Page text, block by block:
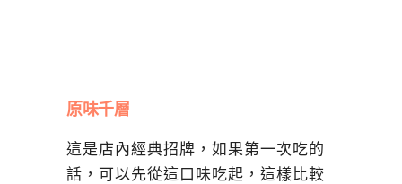
原味千層
這是店內經典招牌，如果第一次吃的
話，可以先從這口味吃起，這樣比較